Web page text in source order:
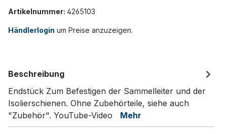
Artikelnummer: 4265103
Händlerlogin um Preise anzuzeigen.
Beschreibung
Endstück Zum Befestigen der Sammelleiter und der
Isolierschienen. Ohne Zubehörteile, siehe auch
"Zubehör". YouTube-Video Mehr